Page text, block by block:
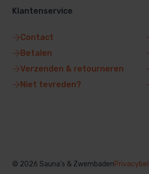
Klantenservice
Contact
Betalen
Verzenden & retourneren
Niet tevreden?
© 2026 Sauna's & Zwembaden